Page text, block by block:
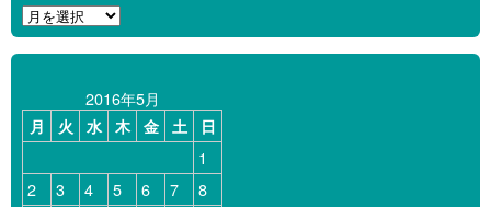
ア
ー
カ
2016年5月
月 火 水 木 金 土 日
1
2
3 4 5 6 7
8